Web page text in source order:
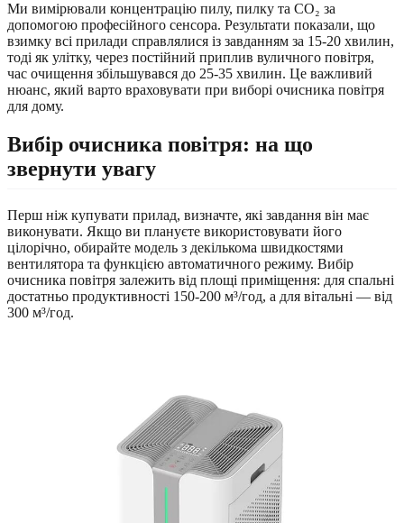
Ми вимірювали концентрацію пилу, пилку та CO₂ за
допомогою професійного сенсора. Результати показали, що
взимку всі прилади справлялися із завданням за 15-20 хвилин,
тоді як улітку, через постійний приплив вуличного повітря,
час очищення збільшувався до 25-35 хвилин. Це важливий
нюанс, який варто враховувати при виборі очисника повітря
для дому.
Вибір очисника повітря: на що
звернути увагу
Перш ніж купувати прилад, визначте, які завдання він має
виконувати. Якщо ви плануєте використовувати його
цілорічно, обирайте модель з декількома швидкостями
вентилятора та функцією автоматичного режиму. Вибір
очисника повітря залежить від площі приміщення: для спальні
достатньо продуктивності 150-200 м³/год, а для вітальні — від
300 м³/год.